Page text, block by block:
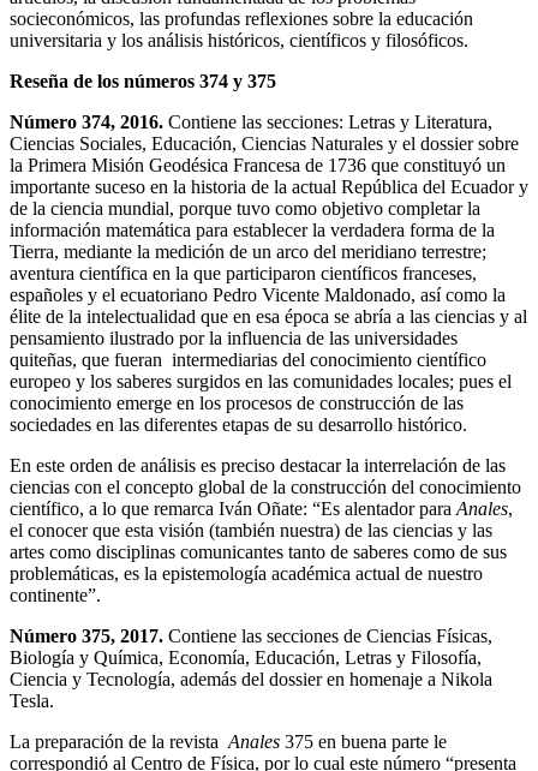
socieconómicos, las profundas reflexiones sobre la educación
universitaria y los análisis históricos, científicos y filosóficos.
Reseña de los números 374 y 375
Número 374, 2016. Contiene las secciones: Letras y Literatura,
Ciencias Sociales, Educación, Ciencias Naturales y el dossier sobre
la Primera Misión Geodésica Francesa de 1736 que constituyó un
importante suceso en la historia de la actual República del Ecuador y
de la ciencia mundial, porque tuvo como objetivo completar la
información matemática para establecer la verdadera forma de la
Tierra, mediante la medición de un arco del meridiano terrestre;
aventura científica en la que participaron científicos franceses,
españoles y el ecuatoriano Pedro Vicente Maldonado, así como la
élite de la intelectualidad que en esa época se abría a las ciencias y al
pensamiento ilustrado por la influencia de las universidades
quiteñas, que fueran intermediarias del conocimiento científico
europeo y los saberes surgidos en las comunidades locales; pues el
conocimiento emerge en los procesos de construcción de las
sociedades en las diferentes etapas de su desarrollo histórico.
En este orden de análisis es preciso destacar la interrelación de las
ciencias con el concepto global de la construcción del conocimiento
científico, a lo que remarca Iván Oñate: “Es alentador para Anales,
el conocer que esta visión (también nuestra) de las ciencias y las
artes como disciplinas comunicantes tanto de saberes como de sus
problemáticas, es la epistemología académica actual de nuestro
continente”.
Número 375, 2017. Contiene las secciones de Ciencias Físicas,
Biología y Química, Economía, Educación, Letras y Filosofía,
Ciencia y Tecnología, además del dossier en homenaje a Nikola
Tesla.
La preparación de la revista Anales 375 en buena parte le
correspondió al Centro de Física, por lo cual este número “presenta